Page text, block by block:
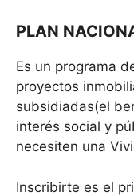
PLAN
Es un programa
proyectos
subsidiadas(el
interés social y
necesiten una
Inscribirte es el